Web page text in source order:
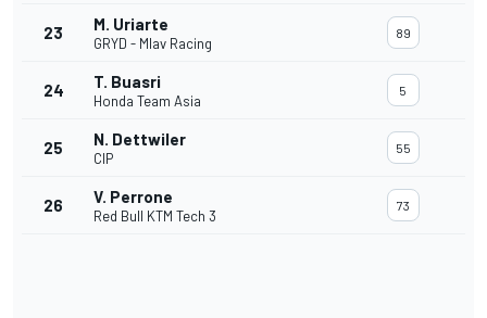
23 M. Uriarte
GRYD - Mlav Racing
89
24 T. Buasri
Honda Team Asia
5
25 N. Dettwiler
CIP
55
26 V. Perrone
Red Bull KTM Tech 3
73